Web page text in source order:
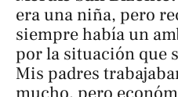
era una niña, pero
siempre había un
por la situación que
Mis padres